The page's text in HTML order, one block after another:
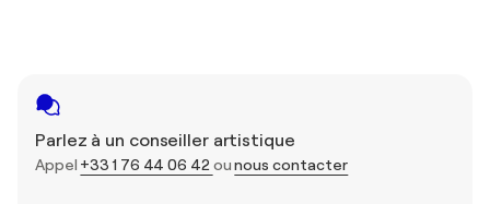
Parlez à un conseiller artistique
Appel +33 1 76 44 06 42 ounous contacter